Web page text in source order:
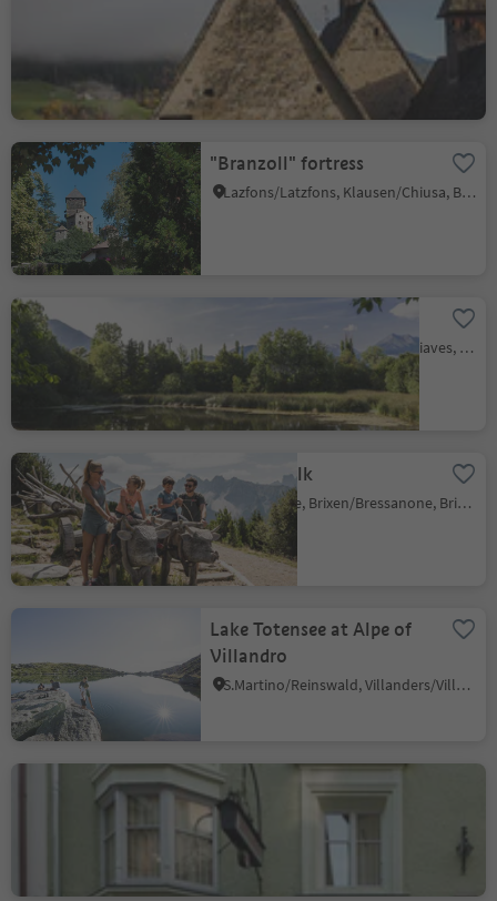
Trechiese
Barbiano/Dreikirchen
Barbian
"Branzoll" fortress
Lazfons/Latzfons, Klausen/Chiusa, Brixen/Bressanone and environs
Biotope Laugen in Natz
Naz/Natz, Natz-Schabs/Naz-Sciaves, Brixen/Bressanone and environs
WoodyWalk
Plose/Plose, Brixen/Bressanone, Brixen/Bressanone and environs
Lake Totensee at Alpe of
Villandro
S.Martino/Reinswald, Villanders/Villandro, Brixen/Bressanone and environs
Peer Pharmacy Museum